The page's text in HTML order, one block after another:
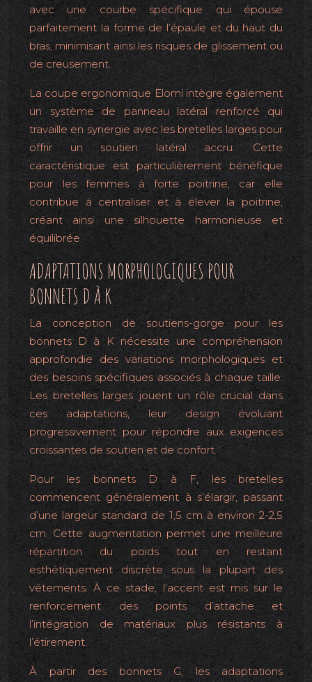
avec une courbe spécifique qui épouse
parfaitement la forme de l’épaule et du haut du
bras, minimisant ainsi les risques de glissement ou
de creusement.
La coupe ergonomique Elomi intègre également
un système de panneau latéral renforcé qui
travaille en synergie avec les bretelles larges pour
offrir un soutien latéral accru. Cette
caractéristique est particulièrement bénéfique
pour les femmes à forte poitrine, car elle
contribue à centraliser et à élever la poitrine,
créant ainsi une silhouette harmonieuse et
équilibrée.
ADAPTATIONS MORPHOLOGIQUES POUR
BONNETS D À K
La conception de soutiens-gorge pour les
bonnets D à K nécessite une compréhension
approfondie des variations morphologiques et
des besoins spécifiques associés à chaque taille.
Les bretelles larges jouent un rôle crucial dans
ces adaptations, leur design évoluant
progressivement pour répondre aux exigences
croissantes de soutien et de confort.
Pour les bonnets D à F, les bretelles
commencent généralement à s’élargir, passant
d’une largeur standard de 1,5 cm à environ 2-2,5
cm. Cette augmentation permet une meilleure
répartition du poids tout en restant
esthétiquement discrète sous la plupart des
vêtements. À ce stade, l’accent est mis sur le
renforcement des points d’attache et
l’intégration de matériaux plus résistants à
l’étirement.
À partir des bonnets G, les adaptations